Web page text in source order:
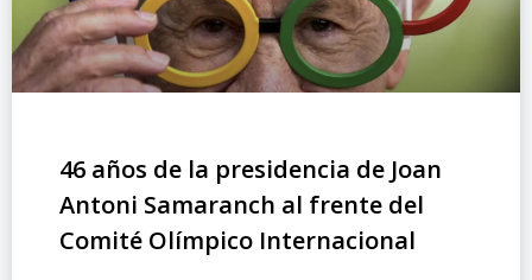
46 años de la presidencia de Joan
Antoni Samaranch al frente del
Comité Olímpico Internacional